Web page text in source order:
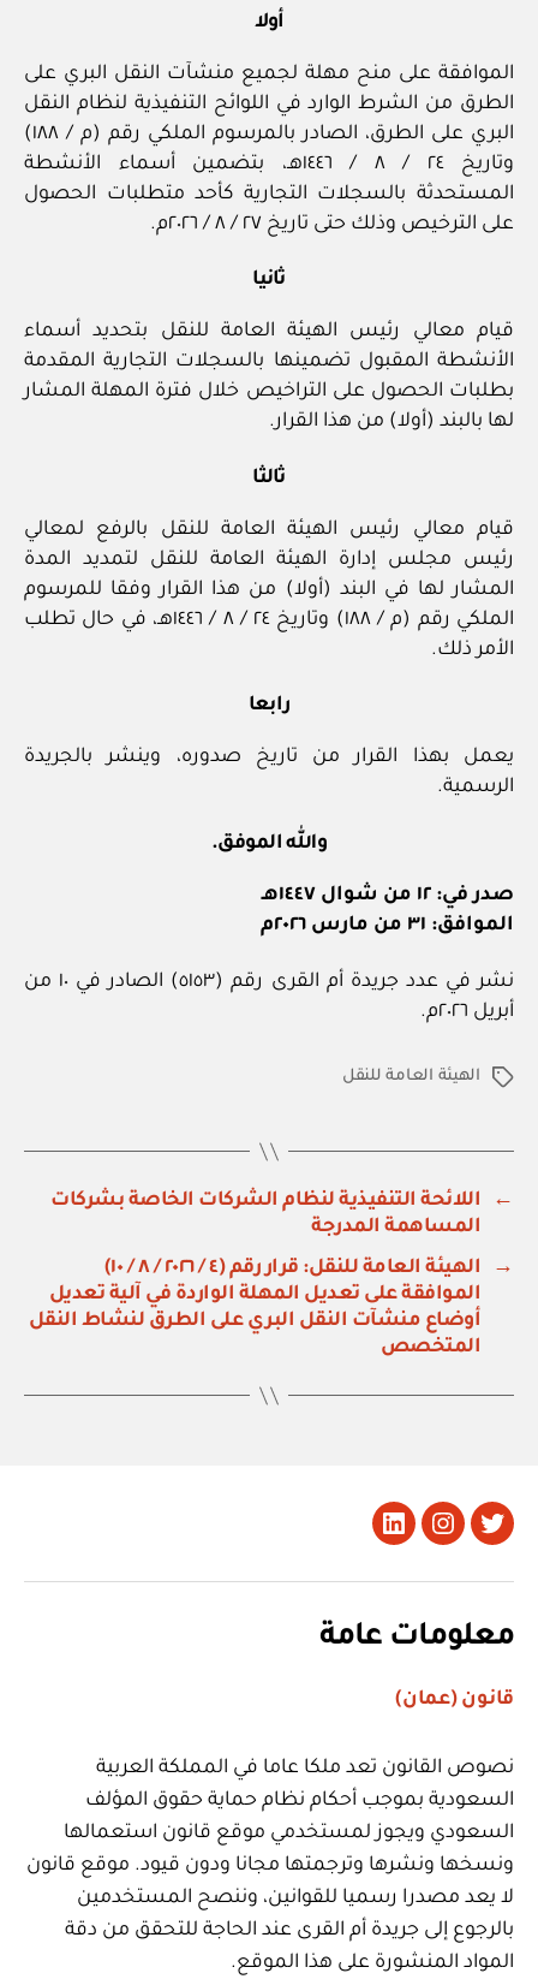
أولا
الموافقة على منح مهلة لجميع منشآت النقل البري على
الطرق من الشرط الوارد في اللوائح التنفيذية لنظام النقل
البري على الطرق، الصادر بالمرسوم الملكي رقم (م / ١٨٨)
وتاريخ ٢٤ / ‏٨‏ / ١٤٤٦هـ، بتضمين أسماء الأنشطة
المستحدثة بالسجلات التجارية كأحد متطلبات الحصول
على الترخيص وذلك حتى تاريخ ٢٧ / ‏٨‏ / ٢٠٢٦م.
ثانيا
قيام معالي رئيس الهيئة العامة للنقل بتحديد أسماء
الأنشطة المقبول تضمينها بالسجلات التجارية المقدمة
بطلبات الحصول على التراخيص خلال فترة المهلة المشار
لها بالبند (أولا) من هذا القرار.
ثالثا
قيام معالي رئيس الهيئة العامة للنقل بالرفع لمعالي
رئيس مجلس إدارة الهيئة العامة للنقل لتمديد المدة
المشار لها في البند (أولا) من هذا القرار وفقا للمرسوم
الملكي رقم (م / ١٨٨) وتاريخ ٢٤ / ‏٨‏ / ١٤٤٦هـ، في حال تطلب
الأمر ذلك.
رابعا
يعمل بهذا القرار من تاريخ صدوره، وينشر بالجريدة
الرسمية.
والله الموفق.
صدر في: ١٢ من شوال ١٤٤٧هـ
الموافق: ٣١ من مارس ٢٠٢٦م
نشر في عدد جريدة أم القرى رقم (٥١٥٣) الصادر في ١٠ من
أبريل ٢٠٢٦م.
الوسومالهيئة العامة للنقل
←
اللائحة التنفيذية لنظام الشركات الخاصة بشركات
المساهمة المدرجة
→
الهيئة العامة للنقل: قرار رقم (٤ / ٢٠٢٦ / ٨ / ١٠)
الموافقة على تعديل المهلة الواردة في آلية تعديل
أوضاع منشآت النقل البري على الطرق لنشاط النقل
المتخصص
تويتر Instagram
LinkedIn
معلومات عامة
قانون (عمان)
نصوص القانون تعد ملكا عاما في المملكة العربية
السعودية بموجب أحكام نظام حماية حقوق المؤلف
السعودي ويجوز لمستخدمي موقع قانون استعمالها
ونسخها ونشرها وترجمتها مجانا ودون قيود. موقع قانون
لا يعد مصدرا رسميا للقوانين، وننصح المستخدمين
بالرجوع إلى جريدة أم القرى عند الحاجة للتحقق من دقة
المواد المنشورة على هذا الموقع.